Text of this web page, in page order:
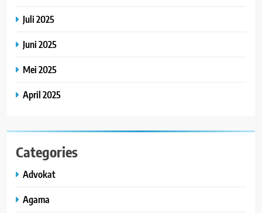
Juli 2025
Juni 2025
Mei 2025
April 2025
Categories
Advokat
Agama